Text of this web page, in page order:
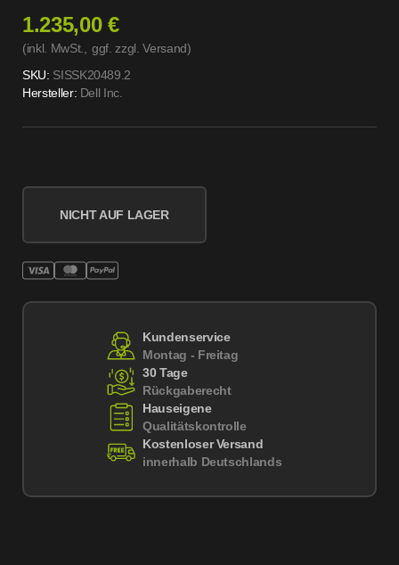
1.235,00 €
(inkl. MwSt., ggf. zzgl. Versand)
SKU: SISSK20489.2
Hersteller: Dell Inc.
NICHT AUF LAGER
Kundenservice
Montag - Freitag
30 Tage
Rückgaberecht
Hauseigene
Qualitätskontrolle
Kostenloser Versand
innerhalb Deutschlands